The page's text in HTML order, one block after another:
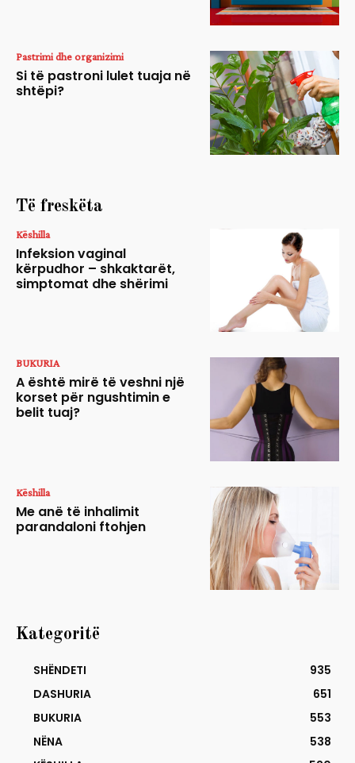
Pastrimi dhe organizimi
Si të pastroni lulet tuaja në
shtëpi?
Të freskëta
Këshilla
Infeksion vaginal
kërpudhor – shkaktarët,
simptomat dhe shërimi
BUKURIA
A është mirë të veshni një
korset për ngushtimin e
belit tuaj?
Këshilla
Me anë të inhalimit
parandaloni ftohjen
Kategoritë
SHËNDETI
935
DASHURIA
651
BUKURIA
553
NËNA
538